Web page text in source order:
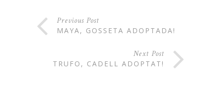
Previous Post
MAYA, GOSSETA ADOPTADA!
Next Post
TRUFO, CADELL ADOPTAT!